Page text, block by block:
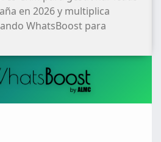
en 2026 y multiplica
WhatsBoost para